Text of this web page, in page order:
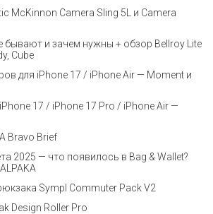
McKinnon Camera Sling 5L и Camera
бывают и зачем нужны + обзор Bellroy Lite
Cube
для iPhone 17 / iPhone Air — Moment и
17 / iPhone 17 Pro / iPhone Air —
Bravo Brief
2025 — что появилось в Bag & Wallet?
Sympl Commuter Pack V2
Design Roller Pro